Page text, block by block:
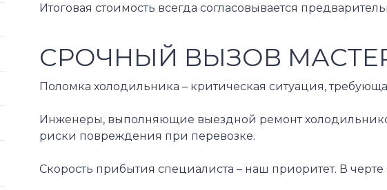
Итоговая стоимость всегда согласовывается
СРОЧНЫЙ ВЫЗОВ
Поломка холодильника – критическая ситуация,
Инженеры, выполняющие выездной ремонт
риски повреждения при перевозке.
Скорость прибытия специалиста – наш приоритет. В